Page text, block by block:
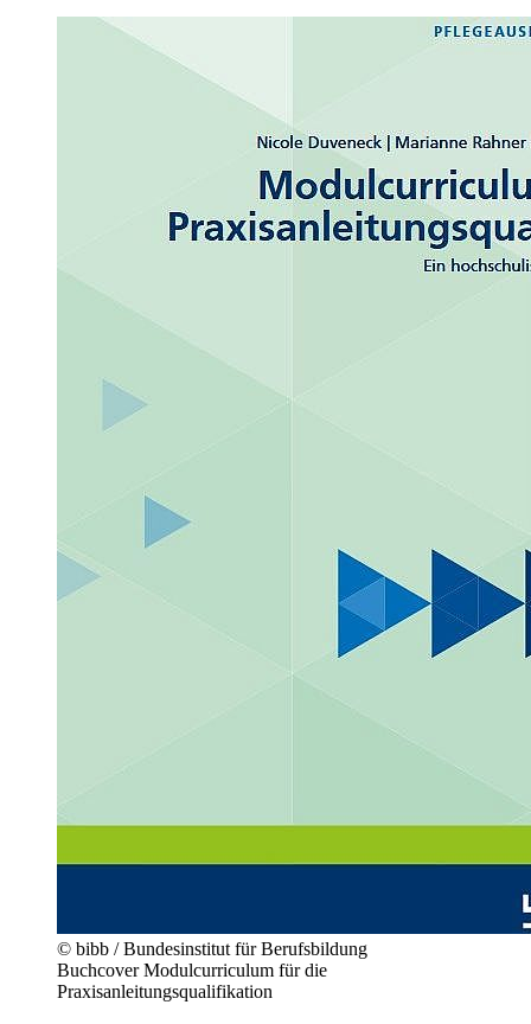
© bibb / Bundesinstitut für Berufsbildung
Buchcover Modulcurriculum für die
Praxisanleitungsqualifikation